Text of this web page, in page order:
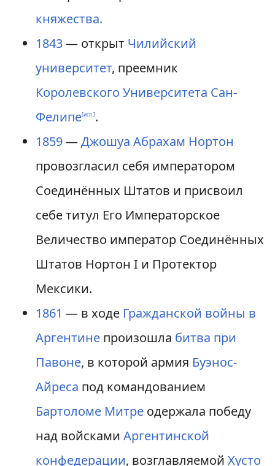
княжества.
1843— открыт Чилийский
университет, преемник
Королевского Университета Сан-
Фелипе[исп.].
1859—Джошуа Абрахам Нортон
провозгласил себя императором
Соединённых Штатов и присвоил
себе титул Его Императорское
Величество император Соединённых
Штатов Нортон I и Протектор
Мексики.
1861 — в ходе Гражданской войны в
Аргентинепроизошла битва при
Павоне, в которой армия Буэнос-
Айреса под командованием
Бартоломе Митреодержала победу
над войсками Аргентинской
конфедерации, возглавляемой Хусто